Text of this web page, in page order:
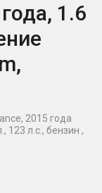
1.6
2015 года
123 л.с., бензин ,